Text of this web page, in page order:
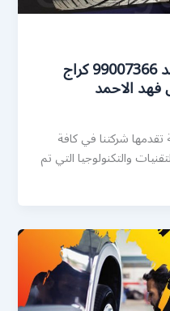
تصليح السيارات فهد الاحمد 99007366 كراج
فهد الاحمد
شركتنا في كافة
والتكنولوجيا التي تم